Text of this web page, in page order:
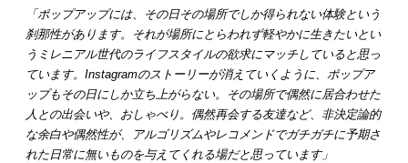
「ポップアップには、その日その場所でしか得られない体験という
刹那性があります。それが場所にとらわれず軽やかに生きたいとい
うミレニアル世代のライフスタイルの欲求にマッチしていると思っ
ています。Instagramのストーリーが消えていくように、ポップア
ップもその日にしか立ち上がらない。その場所で偶然に居合わせた
人との出会いや、おしゃべり。偶然再会する友達など、非決定論的
な余白や偶然性が、アルゴリズムやレコメンドでガチガチに予期さ
れた日常に無いものを与えてくれる場だと思っています」